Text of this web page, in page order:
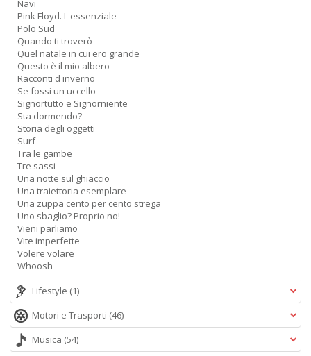
Navi
Pink Floyd. L essenziale
Polo Sud
Quando ti troverò
Quel natale in cui ero grande
Questo è il mio albero
Racconti d inverno
Se fossi un uccello
Signortutto e Signorniente
Sta dormendo?
Storia degli oggetti
Surf
Tra le gambe
Tre sassi
Una notte sul ghiaccio
Una traiettoria esemplare
Una zuppa cento per cento strega
Uno sbaglio? Proprio no!
Vieni parliamo
Vite imperfette
Volere volare
Whoosh
Lifestyle (1)
Motori e Trasporti (46)
Musica (54)